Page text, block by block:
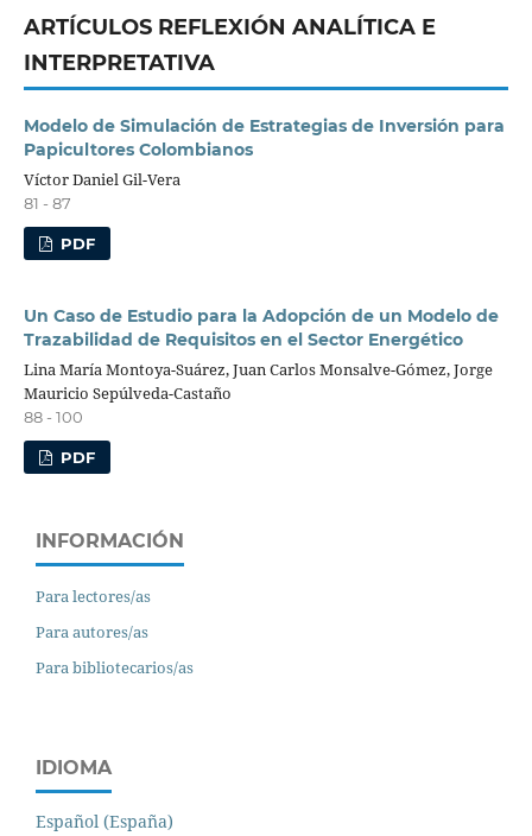
ARTÍCULOS REFLEXIÓN ANALÍTICA E
INTERPRETATIVA
Modelo de Simulación de Estrategias de Inversión para
Papicultores Colombianos
Víctor Daniel Gil-Vera
81 - 87
PDF
Un Caso de Estudio para la Adopción de un Modelo de
Trazabilidad de Requisitos en el Sector Energético
Lina María Montoya-Suárez, Juan Carlos Monsalve-Gómez, Jorge
Mauricio Sepúlveda-Castaño
88 - 100
PDF
INFORMACIÓN
Para lectores/as
Para autores/as
Para bibliotecarios/as
IDIOMA
Español (España)